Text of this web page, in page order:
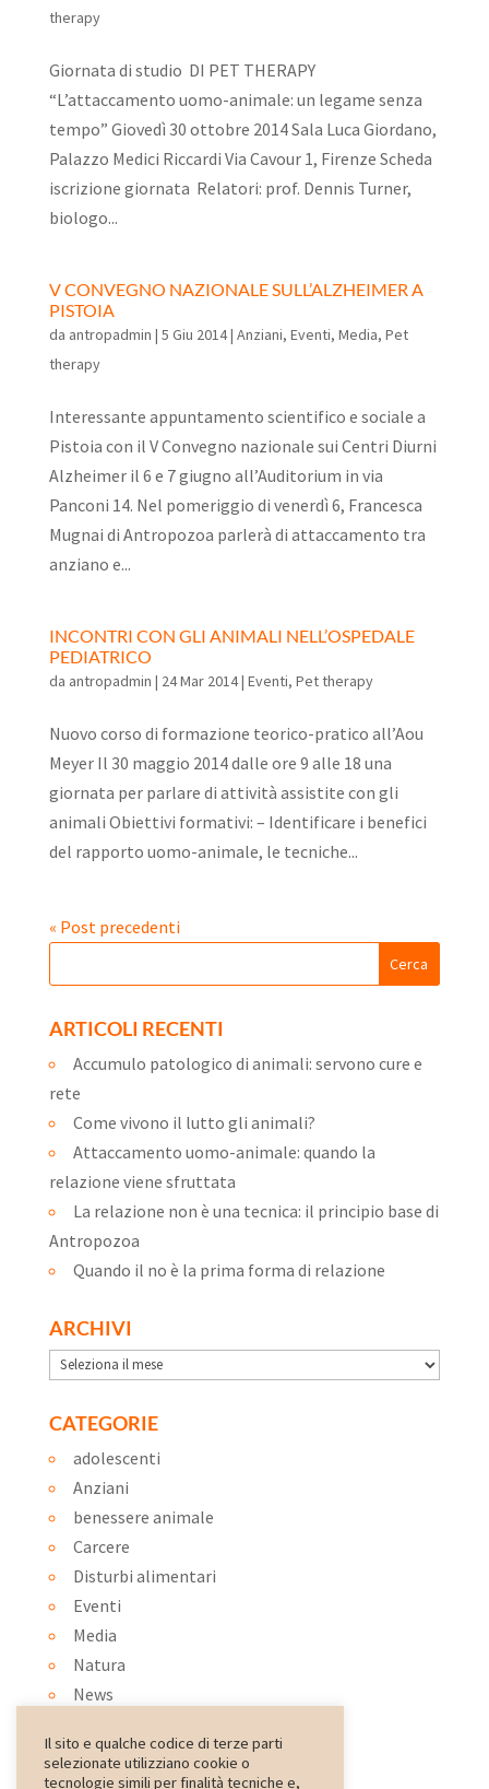
therapy
Giornata di studio DI PET THERAPY
“L’attaccamento uomo-animale: un legame senza
tempo” Giovedì 30 ottobre 2014 Sala Luca Giordano,
Palazzo Medici Riccardi Via Cavour 1, Firenze Scheda
iscrizione giornata Relatori: prof. Dennis Turner,
biologo...
V CONVEGNO NAZIONALE SULL’ALZHEIMER A
PISTOIA
da antropadmin | 5 Giu 2014| Anziani, Eventi, Media, Pet
therapy
Interessante appuntamento scientifico e sociale a
Pistoia con il V Convegno nazionale sui Centri Diurni
Alzheimer il 6 e 7 giugno all’Auditorium in via
Panconi 14. Nel pomeriggio di venerdì 6, Francesca
Mugnai di Antropozoa parlerà di attaccamento tra
anziano e...
INCONTRI CON GLI ANIMALI NELL’OSPEDALE
PEDIATRICO
da antropadmin | 24 Mar 2014| Eventi, Pet therapy
Nuovo corso di formazione teorico-pratico all’Aou
Meyer Il 30 maggio 2014 dalle ore 9 alle 18 una
giornata per parlare di attività assistite con gli
animali Obiettivi formativi: – Identificare i benefici
del rapporto uomo-animale, le tecniche...
« Post precedenti
ARTICOLI RECENTI
Accumulo patologico di animali: servono cure e
rete
Come vivono il lutto gli animali?
Attaccamento uomo-animale: quando la
relazione viene sfruttata
La relazione non è una tecnica: il principio base di
Antropozoa
Quando il no è la prima forma di relazione
ARCHIVI
Archivi
CATEGORIE
adolescenti
Anziani
benessere animale
Carcere
Disturbi alimentari
Eventi
Media
Natura
News
Ospedale
Pet therapy
Il sito e qualche codice di terze parti
selezionate utilizziano cookie o
tecnologie simili per finalità tecniche e,